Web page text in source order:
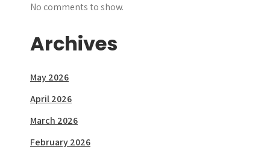
No comments to show.
Archives
May 2026
April 2026
March 2026
February 2026